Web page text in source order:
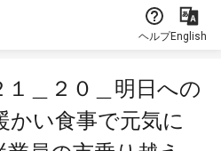
ヘルプEnglish
１＿２０＿明日への
かい食事で元気に